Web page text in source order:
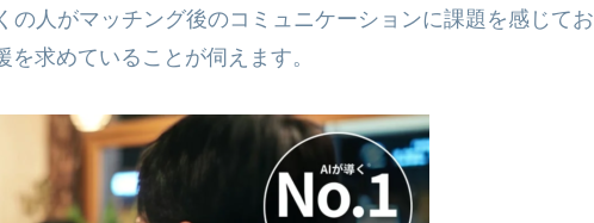
の人がマッチング後のコミュニケーションに課題を感じてお
求めていることが伺えます。